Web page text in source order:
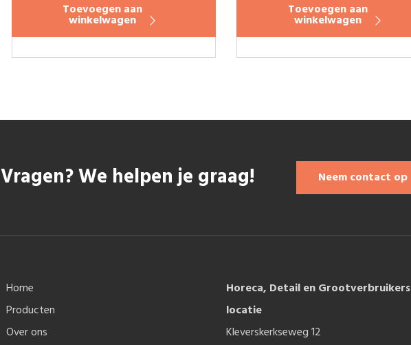
Toevoegen aan
winkelwagen
Toevoegen aan
winkelwagen
Vragen? We helpen je graag! Neem contact op
Home
Producten
Over ons
Horeca, Detail en Grootverbruikers
locatie
Kleverskerkseweg 12